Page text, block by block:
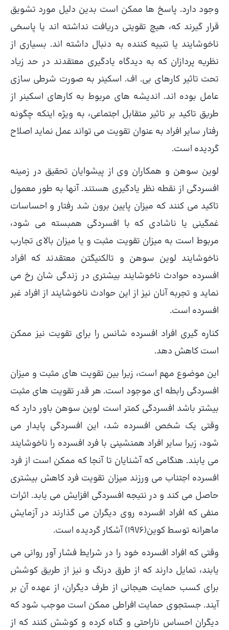
وجود دارد. پاسخ ها ممکن است بدین دلیل مورد تشویق
قرار گیرند که، هیچ تقویتی دریافت نداشته اند یا پاسخی
ناخوشایند یا تنبیه کننده به دنبال داشته اند. بسیاری از
نظریه پردازان که به دیدگاه یادگیری معتقدند در حد زیاد
تحت تاثیر کارهای بی. اف. اسکینر به صورت شرطی سازی
عامل بوده اند. اندیشه های مربوط به کارهای اسکینر از
طریق تاکید بر تاثیر متقابل اجتماعی، به ویژه اینکه چگونه
رفتار سایر افراد به عنوان تقویت می تواند عمل نماید اصلاح
گردیده است.
لوین سوهن و همکاران وی از پیشوایان تحقیق در زمینه
افسردگی از نقطه نظر یادگیری هستند. آنها به طور معمول
تاکید می کنند که میزان پایین برون شد رفتار و احساسات
غمگینی یا ناشادی که با افسردگی همبسته می شود،
مربوط است به میزان تقویت مثبت و یا میزان بالای تجارب
ناخوشایند لوین سوهن و تالکنیگتن معتقدند که افراد
افسرده حوادث ناخوشایند بیشتری در زندگی شان رخ می
نماید و تجربه آنان نیز از این حوادث ناخوشایند از افراد غیر
افسرده است.
کناره گیری افراد افسرده شانس را برای تقویت نیز ممکن
است کاهش دهد.
این موضوع مهم است، زیرا بین تقویت های مثبت و میزان
افسردگی رابطه ای موجود است. هر قدر تقویت های مثبت
بیشتر باشد افسردگی کمتر است لوین سوهن باور دارد که
وقتی یک شخص افسرده شد، این افسردگی پایدار می
شود، زیرا سایر افراد همنشینی با فرد افسرده را ناخوشایند
می یابند. هنگامی که آشنایان تا آنجا که ممکن است از فرد
افسرده اجتناب می ورزند میزان تقویت فرد کاهش بیشتری
حاصل می کند و در نتیجه افسردگی افزایش می یابد. اثرات
منفی که افراد افسرده روی دیگران می گذارند در آزمایش
ماهرانه توسط کوین(1976) آشکار گردیده است.
وقتی که افراد افسرده خود را در شرایط فشار آور روانی می
یابند، تمایل دارند که از طرق درنگ و نیز از طریق کوشش
برای کسب حمایت هیجانی از طرف دیگران، از عهده آن بر
آیند. جستجوی حمایت افراطی ممکن است موجب شود که
دیگران احساس ناراحتی و گناه کرده و کوشش کنند که از